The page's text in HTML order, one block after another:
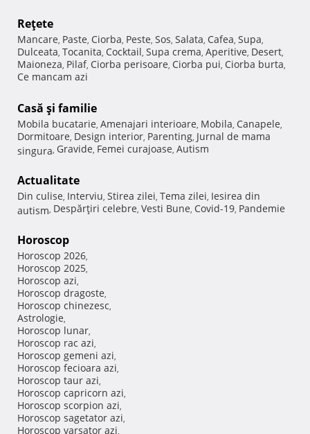
Reţete
Mancare, Paste, Ciorba, Peste, Sos, Salata, Cafea, Supa,
Dulceata, Tocanita, Cocktail, Supa crema, Aperitive, Desert,
Maioneza, Pilaf, Ciorba perisoare, Ciorba pui, Ciorba burta,
Ce mancam azi
Casă şi familie
Mobila bucatarie, Amenajari interioare, Mobila, Canapele,
Dormitoare, Design interior, Parenting, Jurnal de mama
singura, Gravide, Femei curajoase, Autism
Actualitate
Din culise, Interviu, Stirea zilei, Tema zilei, Iesirea din
autism, Despărţiri celebre, Vesti Bune, Covid-19, Pandemie
Horoscop
Horoscop 2026,
Horoscop 2025,
Horoscop azi,
Horoscop dragoste,
Horoscop chinezesc,
Astrologie,
Horoscop lunar,
Horoscop rac azi,
Horoscop gemeni azi,
Horoscop fecioara azi,
Horoscop taur azi,
Horoscop capricorn azi,
Horoscop scorpion azi,
Horoscop sagetator azi,
Horoscop varsator azi,